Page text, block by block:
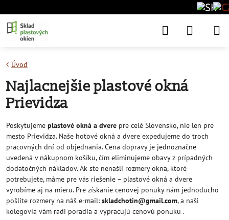
Úvod
Najlacnejšie plastové okná
Prievidza
Poskytujeme plastové okná a dvere pre celé Slovensko, nie len pre
mesto Prievidza. Naše hotové okná a dvere expedujeme do troch
pracovných dní od objednania. Cena dopravy je jednoznačne
uvedená v nákupnom košíku, čím eliminujeme obavy z prípadných
dodatočných nákladov. Ak ste nenašli rozmery okna, ktoré
potrebujete, máme pre vás riešenie – plastové okná a dvere
vyrobíme aj na mieru. Pre získanie cenovej ponuky nám jednoducho
pošlite rozmery na náš e-mail: skladchotin@gmail.com, a naši
kolegovia vám radi poradia a vypracujú cenovú ponuku .